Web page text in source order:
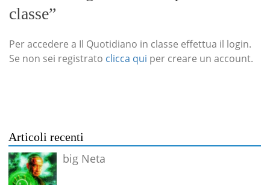
classe”
Per accedere a Il Quotidiano in classe effettua il login.
Se non sei registrato clicca qui per creare un account.
Articoli recenti
big Neta